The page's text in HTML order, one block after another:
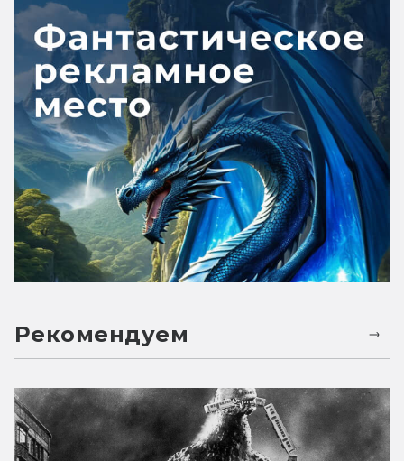
Рекомендуем